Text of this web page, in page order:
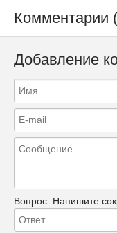
Комментарии
Добавление
Вопрос: Напишите